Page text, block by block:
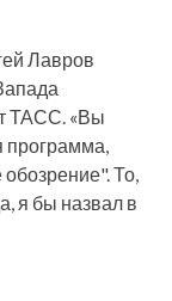
Лавров
ТАСС. «Вы
программа,
То,
я бы назвал в